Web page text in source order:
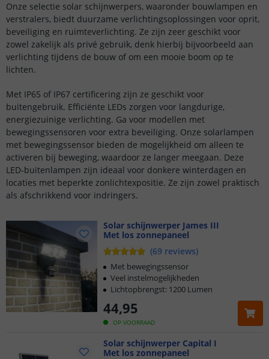
Onze selectie solar schijnwerpers, waaronder bouwlampen en
verstralers, biedt duurzame verlichtingsoplossingen voor oprit,
beveiliging en ruimteverlichting. Ze zijn zeer geschikt voor
zowel zakelijk als privé gebruik, denk hierbij bijvoorbeeld aan
verlichting tijdens de bouw of om een mooie boom op te
lichten.
Met IP65 of IP67 certificering zijn ze geschikt voor
buitengebruik. Efficiënte LEDs zorgen voor langdurige,
energiezuinige verlichting. Ga voor modellen met
bewegingssensoren voor extra beveiliging. Onze solarlampen
met bewegingssensor bieden de mogelijkheid om alleen te
activeren bij beweging, waardoor ze langer meegaan. Deze
LED-buitenlampen zijn ideaal voor donkere winterdagen en
locaties met beperkte zonlichtexpositie. Ze zijn zowel praktisch
als afschrikkend voor indringers.
Solar schijnwerper James III
Met los zonnepaneel
(69 reviews)
OP VOORRAAD
44,95
Met bewegingssensor
Veel instelmogelijkheden
Lichtopbrengst: 1200 Lumen
Solar schijnwerper Capital I
Met los zonnepaneel